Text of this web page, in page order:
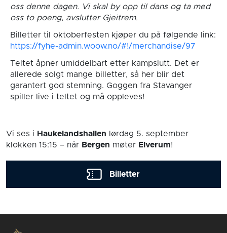
oss denne dagen. Vi skal by opp til dans og ta med
oss to poeng, avslutter Gjeitrem.
Billetter til oktoberfesten kjøper du på følgende link:
https://fyhe-admin.woow.no/#!/merchandise/97
Teltet åpner umiddelbart etter kampslutt. Det er
allerede solgt mange billetter, så her blir det
garantert god stemning. Goggen fra Stavanger
spiller live i teltet og må oppleves!
Vi ses i Haukelandshallen lørdag 5. september
klokken 15:15 – når Bergen møter Elverum!
Billetter